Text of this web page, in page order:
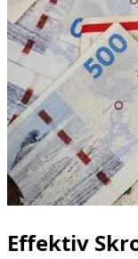
Effektiv